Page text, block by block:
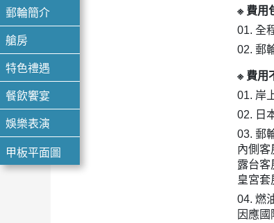
※ 費用
01. 全
02. 郵
※ 費用
01. 岸
02. 日
03. 郵
內側客
露台客
皇宮
04. 燃
因應
郵輪簡介
艙房
特色禮遇
餐飲饗宴
娛樂表演
甲板平面圖